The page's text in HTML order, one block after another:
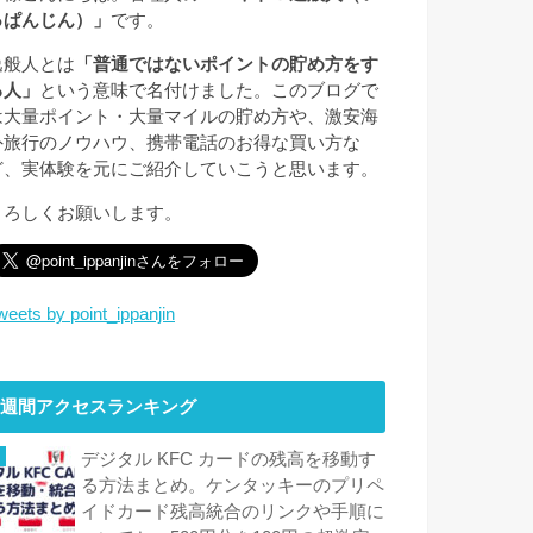
んじん）」 です。
般人とは 「普通ではないポイントの貯め方をす
」
という意味で名付けました。このブログで
大量ポイント・大量マイルの貯め方や、激安海
旅行のノウハウ、携帯電話のお得な買い方な
、実体験を元にご紹介していこうと思います。
しくお願いします。
by point_ippanjin
週間アクセスランキング
デジタル KFC カードの残高を移動す
る方法まとめ。ケンタッキーのプリペ
イドカード残高統合のリンクや手順に